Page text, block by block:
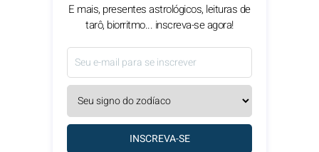
E mais, presentes astrológicos, leituras de
tarô, biorritmo... inscreva-se agora!
INSCREVA-SE